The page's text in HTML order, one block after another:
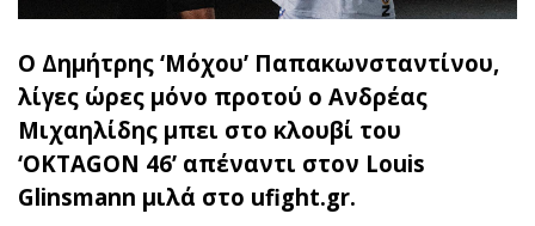
Ο Δημήτρης ‘Μόχου’ Παπακωνσταντίνου,
λίγες ώρες μόνο προτού ο Ανδρέας
Μιχαηλίδης μπει στο κλουβί του
‘OKTAGON 46’ απέναντι στον Louis
Glinsmann μιλά στο ufight.gr.